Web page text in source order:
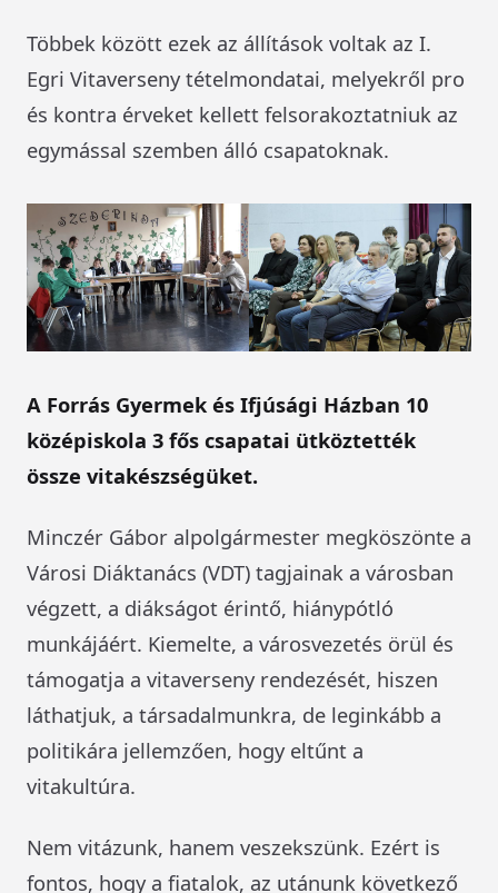
Többek között ezek az állítások voltak az I.
Egri Vitaverseny tételmondatai, melyekről pro
és kontra érveket kellett felsorakoztatniuk az
egymással szemben álló csapatoknak.
A Forrás Gyermek és Ifjúsági Házban 10
középiskola 3 fős csapatai ütköztették
össze vitakészségüket.
Minczér Gábor alpolgármester megköszönte a
Városi Diáktanács (VDT) tagjainak a városban
végzett, a diákságot érintő, hiánypótló
munkájáért. Kiemelte, a városvezetés örül és
támogatja a vitaverseny rendezését, hiszen
láthatjuk, a társadalmunkra, de leginkább a
politikára jellemzően, hogy eltűnt a
vitakultúra.
Nem vitázunk, hanem veszekszünk. Ezért is
fontos, hogy a fiatalok, az utánunk következő